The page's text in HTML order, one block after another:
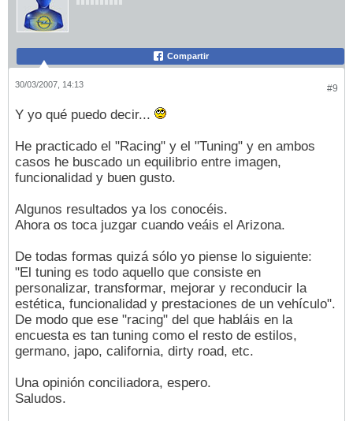
Compartir
#9
30/03/2007, 14:13
Y yo qué puedo decir...
He practicado el "Racing" y el "Tuning" y en ambos
casos he buscado un equilibrio entre imagen,
funcionalidad y buen gusto.
Algunos resultados ya los conocéis.
Ahora os toca juzgar cuando veáis el Arizona.
De todas formas quizá sólo yo piense lo siguiente:
"El tuning es todo aquello que consiste en
personalizar, transformar, mejorar y reconducir la
estética, funcionalidad y prestaciones de un vehículo".
De modo que ese "racing" del que habláis en la
encuesta es tan tuning como el resto de estilos,
germano, japo, california, dirty road, etc.
Una opinión conciliadora, espero.
Saludos.